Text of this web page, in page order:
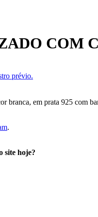
COM
prévio.
branca, em prata 925 com
.
site hoje?